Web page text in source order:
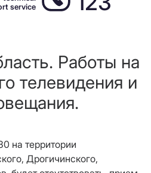
service
Работы на
телевидения и
на территории
Дрогичинского,